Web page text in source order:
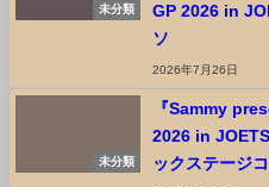
未分類
GP 2026 in
ソ
2026年7月26日
未分類
『Sammy
2026 in
ックステージ